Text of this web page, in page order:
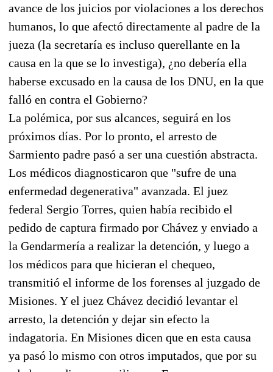
avance de los juicios por violaciones a los derechos
humanos, lo que afectó directamente al padre de la
jueza (la secretaría es incluso querellante en la
causa en la que se lo investiga), ¿no debería ella
haberse excusado en la causa de los DNU, en la que
falló en contra el Gobierno?
La polémica, por sus alcances, seguirá en los
próximos días. Por lo pronto, el arresto de
Sarmiento padre pasó a ser una cuestión abstracta.
Los médicos diagnosticaron que "sufre de una
enfermedad degenerativa" avanzada. El juez
federal Sergio Torres, quien había recibido el
pedido de captura firmado por Chávez y enviado a
la Gendarmería a realizar la detención, y luego a
los médicos para que hicieran el chequeo,
transmitió el informe de los forenses al juzgado de
Misiones. Y el juez Chávez decidió levantar el
arresto, la detención y dejar sin efecto la
indagatoria. En Misiones dicen que en esta causa
ya pasó lo mismo con otros imputados, que por su